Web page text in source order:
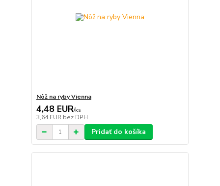
Nôž na ryby Vienna
4,48 EUR/ks
3,64 EUR bez DPH
Pridať do košíka